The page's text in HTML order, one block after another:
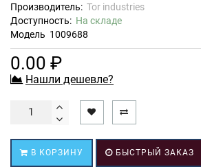
Производитель: Tor industries
Доступность: На складе
Модель 1009688
0.00 ₽
Нашли дешевле?
В КОРЗИНУ БЫСТРЫЙ ЗАКАЗ